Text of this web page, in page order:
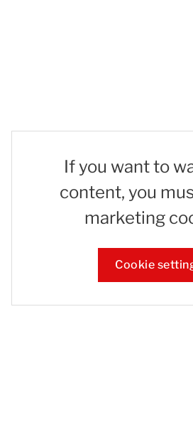
If you want to
content, you
marketing
Cookie